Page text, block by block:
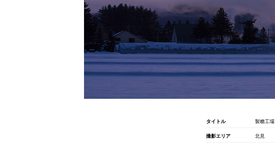
タイトル 製糖工場
撮影エリア 北見